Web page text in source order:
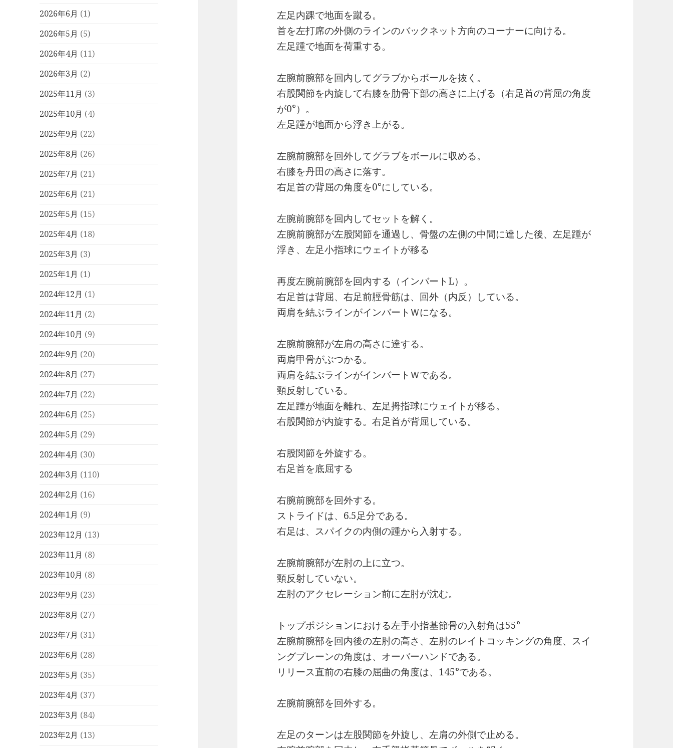
2026年6月 (1)
2026年5月 (5)
2026年4月 (11)
2026年3月 (2)
2025年11月 (3)
2025年10月 (4)
2025年9月 (22)
2025年8月 (26)
2025年7月 (21)
2025年6月 (21)
2025年5月 (15)
2025年4月 (18)
2025年3月 (3)
2025年1月 (1)
2024年12月 (1)
2024年11月 (2)
2024年10月 (9)
2024年9月 (20)
2024年8月 (27)
2024年7月 (22)
2024年6月 (25)
2024年5月 (29)
2024年4月 (30)
2024年3月 (110)
2024年2月 (16)
2024年1月 (9)
2023年12月 (13)
2023年11月 (8)
2023年10月 (8)
2023年9月 (23)
2023年8月 (27)
2023年7月 (31)
2023年6月 (28)
2023年5月 (35)
2023年4月 (37)
2023年3月 (84)
2023年2月 (13)
左足内踝で地面を蹴る。
首を左打席の外側のラインのバックネット方向のコーナーに向ける。
左足踵で地面を荷重する。
左腕前腕部を回内してグラブからボールを抜く。
右股関節を内旋して右膝を肋骨下部の高さに上げる（右足首の背屈の角度
が0°）。
左足踵が地面から浮き上がる。
左腕前腕部を回外してグラブをボールに収める。
右膝を丹田の高さに落す。
右足首の背屈の角度を0°にしている。
左腕前腕部を回内してセットを解く。
左腕前腕部が左股関節を通過し、骨盤の左側の中間に達した後、左足踵が
浮き、左足小指球にウェイトが移る
再度左腕前腕部を回内する（インバートL）。
右足首は背屈、右足前脛骨筋は、回外（内反）している。
両肩を結ぶラインがインバートＷになる。
左腕前腕部が左肩の高さに達する。
両肩甲骨がぶつかる。
両肩を結ぶラインがインバートＷである。
頸反射している。
左足踵が地面を離れ、左足拇指球にウェイトが移る。
右股関節が内旋する。右足首が背屈している。
右股関節を外旋する。
右足首を底屈する
右腕前腕部を回外する。
ストライドは、6.5足分である。
右足は、スパイクの内側の踵から入射する。
左腕前腕部が左肘の上に立つ。
頸反射していない。
左肘のアクセレーション前に左肘が沈む。
トップポジションにおける左手小指基節骨の入射角は55°
左腕前腕部を回内後の左肘の高さ、左肘のレイトコッキングの角度、スイ
ングプレーンの角度は、オーバーハンドである。
リリース直前の右膝の屈曲の角度は、145°である。
左腕前腕部を回外する。
左足のターンは左股関節を外旋し、左肩の外側で止める。